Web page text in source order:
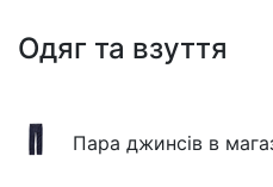
Одяг та взуття
Пара джинсів в